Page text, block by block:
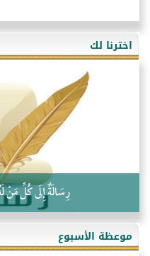
هذه سبيلنا فماذا تنقمون؟!
أُسُـسُ بَـيْـتِ الـمُسْـلِمِ
التَّعْلِيمُ القُرْآنِي
كلمة إلى إخواني السلفيين في الجزائر
اخترنا لك
رِسَالَةٌ إِلَى كُلِّ مَنْ
موعظة الأسبوع